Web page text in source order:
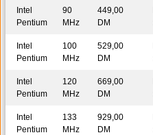
Intel
Pentium
90
MHz
449,00
DM
Intel
Pentium
100
MHz
529,00
DM
Intel
Pentium
120
MHz
669,00
DM
Intel
Pentium
133
MHz
929,00
DM